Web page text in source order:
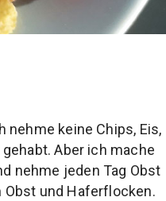
nehme keine Chips, Eis,
Aber ich mache
nehme jeden Tag Obst
und Haferflocken.